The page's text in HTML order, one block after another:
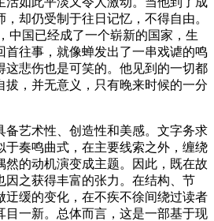
却仍受制于往日记忆，不得自由。
中国已经成了一个崭新的国家，生
首往事，就像蝉发出了一串戏谑的鸣
这悲伤也是可笑的。他见到的一切都
拔，并无意义，只有晚来时候的一分
备艺术性、创造性和美感。文字务求
于奏鸣曲式，在主要线索之外，缠绕
然的动机演变成主题。因此，既在故
因之获得丰富的张力。在结构、节
迂缓的变化，在不疾不徐间绕过读者
目一新。总体而言，这是一部基于现